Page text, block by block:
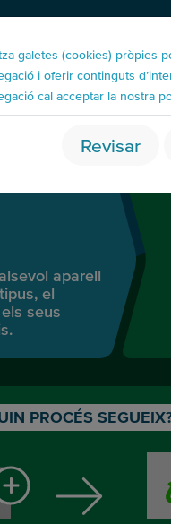
aparell
el
seus
PROCÉS
galetes (cookies) pròpies
i oferir continguts
cal acceptar la nostra
Revisar